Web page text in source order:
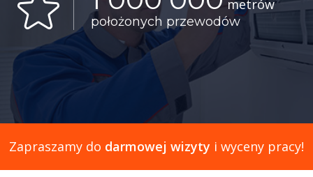
metrów
położonych przewodów
Zapraszamy do darmowej wizyty i wyceny pracy!